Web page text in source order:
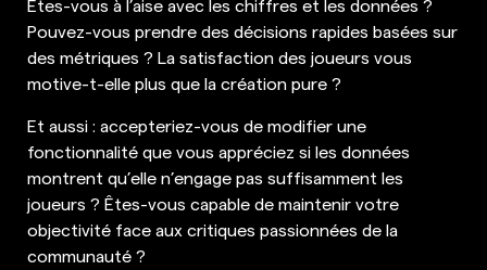
Êtes-vous à l’aise avec les chiffres et les données ?
Pouvez-vous prendre des décisions rapides basées sur
des métriques ? La satisfaction des joueurs vous
motive-t-elle plus que la création pure ?
Et aussi : accepteriez-vous de modifier une
fonctionnalité que vous appréciez si les données
montrent qu’elle n’engage pas suffisamment les
joueurs ? Êtes-vous capable de maintenir votre
objectivité face aux critiques passionnées de la
communauté ?